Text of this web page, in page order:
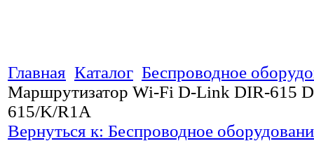
Главная Каталог Беспроводное
Маршрутизатор Wi-Fi D-Link DIR-615
615/K/R1A
Вернуться к: Беспроводное